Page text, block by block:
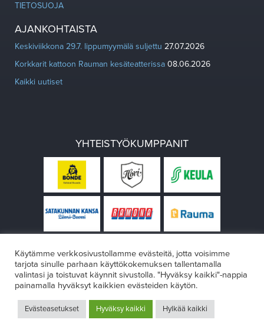
TIETOSUOJA
AJANKOHTAISTA
Keskiviikkona 29.7. lippumyymälä suljettu 27.07.2026
Korkkarit kattoon Rauman kesäteatterissa 08.06.2026
Kaikki uutiset
YHTEISTYÖKUMPPANIT
Design:VÄRIKÄS
Käytämme verkkosivustollamme evästeitä, jotta voisimme
tarjota sinulle parhaan käyttökokemuksen tallentamalla
valintasi ja toistuvat käynnit sivustolla. "Hyväksy kaikki"-nappia
painamalla hyväksyt kaikkien evästeiden käytön.
Evästeasetukset Hyväksy kaikki Hylkää kaikki